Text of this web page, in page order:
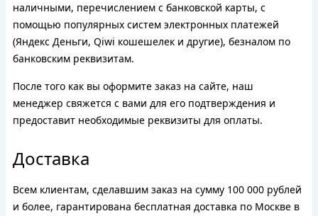
наличными, перечислением с банковской карты, с
помощью популярных систем электронных платежей
(Яндекс Деньги, Qiwi кошешелек и другие), безналом по
банковским реквизитам.
После того как вы оформите заказ на сайте, наш
менеджер свяжется с вами для его подтверждения и
предоставит необходимые реквизиты для оплаты.
Доставка
Всем клиентам, сделавшим заказ на сумму 100 000 рублей
и более, гарантирована бесплатная доставка по Москве в